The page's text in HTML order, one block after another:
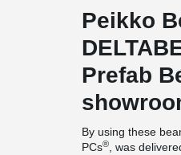
Peikko
Prefab
By using these
PCs® , was